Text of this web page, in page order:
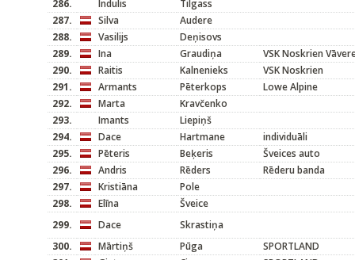
286.
Indulis
Tilgass
287.
Silva
Audere
288.
Vasilijs
Deņisovs
289.
Ina Graudiņa
VSK Noskrien
290.
Raitis Kalnenieks
VSK Noskrien
291.
Armants Pēterkops
Lowe Alpine
292.
Marta
Kravčenko
293.
Imants
Liepiņš
294.
Dace Hartmane
individuāli
295.
Pēteris Beķeris
Šveices auto
296.
Andris Rēders
Rēderu banda
297.
Kristiāna
Pole
298.
Elīna
Šveice
299.
Dace
Skrastiņa
300.
Mārtiņš Pūga
SPORTLAND